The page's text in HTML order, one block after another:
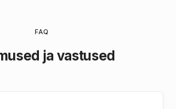
FAQ
ja vastused